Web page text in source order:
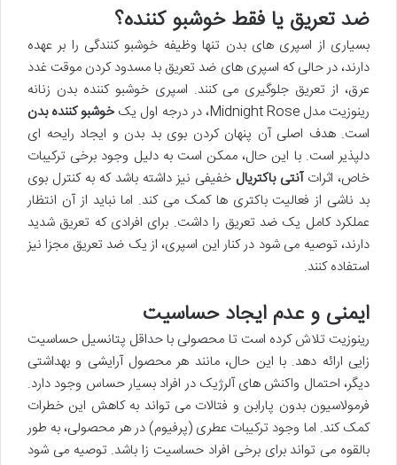
ضد تعریق یا فقط خوشبو کننده؟
بسیاری از اسپری های بدن تنها وظیفه خوشبو کنندگی را بر عهده
دارند، در حالی که اسپری های ضد تعریق با مسدود کردن موقت غدد
عرق، از تعریق جلوگیری می کنند. اسپری خوشبو کننده بدن زنانه
رینوزیت مدل Midnight Rose، در درجه اول یک
خوشبو کننده بدن
است. هدف اصلی آن پنهان کردن بوی بد بدن و ایجاد رایحه ای
دلپذیر است. با این حال، ممکن است به دلیل وجود برخی ترکیبات
خاص، اثراتآنتی باکتریال خفیفی نیز داشته باشد که به کنترل بوی
بد ناشی از فعالیت باکتری ها کمک می کند. اما نباید از آن انتظار
عملکرد کامل یک ضد تعریق را داشت. برای افرادی که تعریق شدید
دارند، توصیه می شود در کنار این اسپری، از یک ضد تعریق مجزا نیز
استفاده کنند.
ایمنی و عدم ایجاد حساسیت
رینوزیت تلاش کرده است تا محصولی با حداقل پتانسیل حساسیت
زایی ارائه دهد. با این حال، مانند هر محصول آرایشی و بهداشتی
دیگر، احتمال واکنش های آلرژیک در افراد بسیار حساس وجود دارد.
فرمولاسیون بدون پارابن و فتالات می تواند به کاهش این خطرات
کمک کند. اما وجود ترکیبات عطری (پرفیوم) در هر محصولی، به طور
بالقوه می تواند برای برخی افراد حساسیت زا باشد. توصیه می شود